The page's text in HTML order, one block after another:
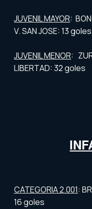
JUVENIL MAYOR:
V. SAN JOSE: 13 goles
JUVENIL MENOR:
LIBERTAD: 32 goles
CATEGORIA 2.001:
16 goles